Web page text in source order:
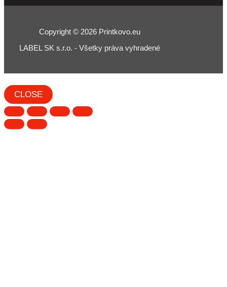
Copyright © 2026 Printkovo.eu
LABEL SK s.r.o. - Všetky práva vyhradené
CLOSE